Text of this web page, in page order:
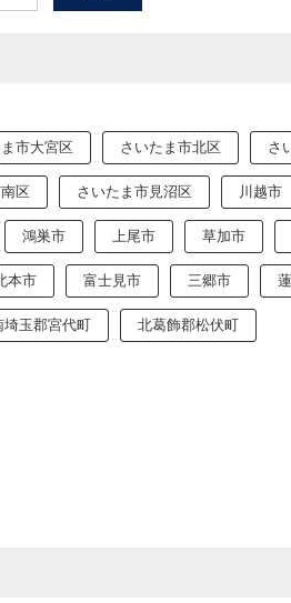
市大宮区 さいたま市北区 さ
区 さいたま市見沼区 川越市
鴻巣市 上尾市 草加市
本市 富士見市 三郷市
埼玉郡宮代町 北葛飾郡松伏町